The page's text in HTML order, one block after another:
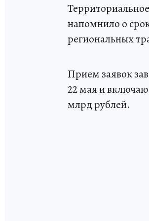
напомнило о
региональных
Прием заявок
22 мая и
млрд рублей.